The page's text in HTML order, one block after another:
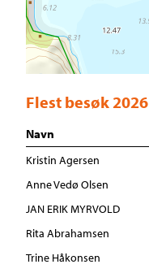
Flest besøk 2026
Navn
Kristin Agersen
Anne Vedø Olsen
JAN ERIK MYRVOLD
Rita Abrahamsen
Trine Håkonsen